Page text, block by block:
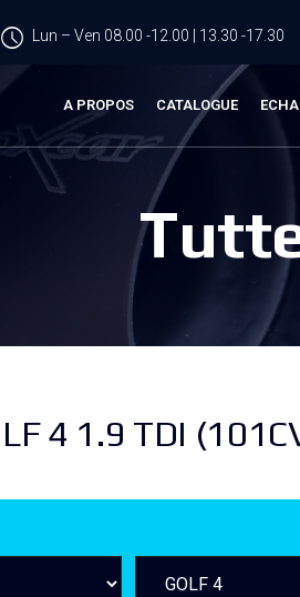
Lun – Ven 08.00 -12.00 | 13.30 -17.30
A PROPOS CATALOGUE
4 1.9 TDI